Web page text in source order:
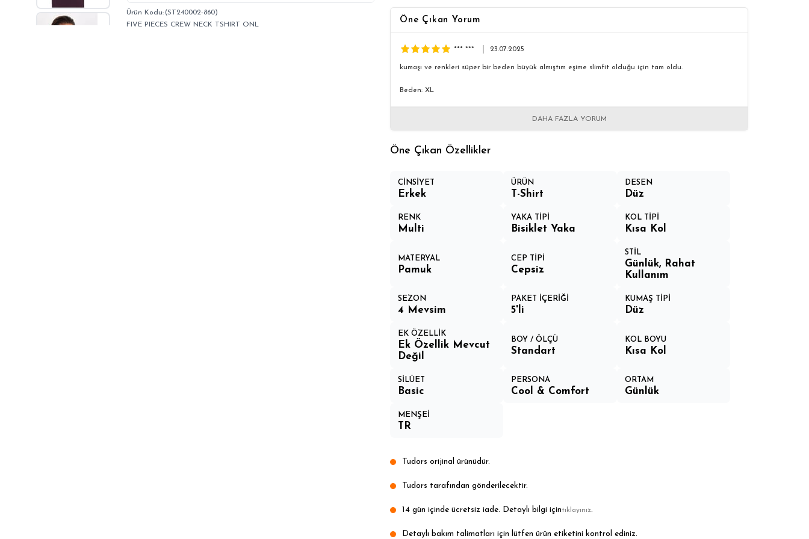
(ST240002-860)
FIVE PIECES CREW NECK TSHIRT ONL
Öne Çıkan Yorum
*** *** 23.07.2025
kumaşı ve renkleri süper bir beden büyük almıştım eşime slimfit olduğu için tam oldu.
Beden: XL
DAHA FAZLA YORUM
Öne Çıkan Özellikler
CİNSİYET
Erkek
ÜRÜN
T-Shirt
DESEN
Düz
RENK
Multi
YAKA TİPİ
Bisiklet Yaka
KOL TİPİ
Kısa Kol
MATERYAL
Pamuk
CEP TİPİ
Cepsiz
STİL
Günlük, Rahat
Kullanım
SEZON
4 Mevsim
PAKET İÇERİĞİ
5'li
KUMAŞ TİPİ
Düz
EK ÖZELLİK
Ek Özellik Mevcut
Değil
BOY / ÖLÇÜ
Standart
KOL BOYU
Kısa Kol
SİLÜET
Basic
PERSONA
Cool & Comfort
ORTAM
Günlük
MENŞEİ
TR
Tudors orijinal ürünüdür.
Tudors tarafından gönderilecektir.
14 gün içinde ücretsiz iade. Detaylı bilgi içintıklayınız.
Detaylı bakım talimatları için lütfen ürün etiketini kontrol ediniz.